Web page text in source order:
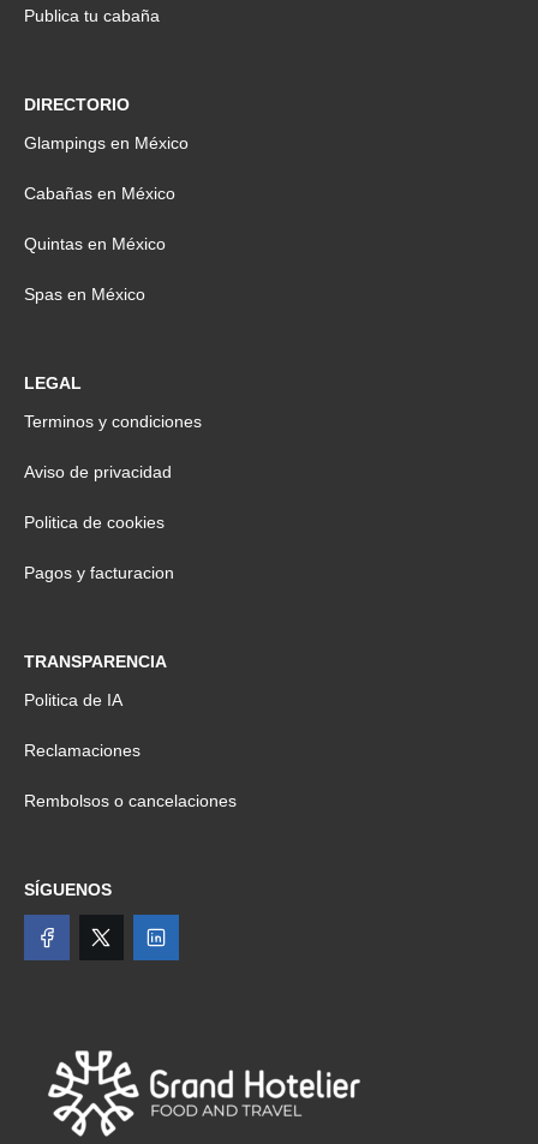
Publica tu cabaña
DIRECTORIO
Glampings en México
Cabañas en México
Quintas en México
Spas en México
LEGAL
Terminos y condiciones
Aviso de privacidad
Politica de cookies
Pagos y facturacion
TRANSPARENCIA
Politica de IA
Reclamaciones
Rembolsos o cancelaciones
SÍGUENOS